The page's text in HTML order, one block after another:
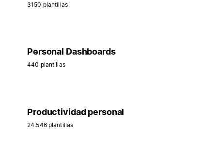
3150 plantillas
Personal Dashboards
440 plantillas
Productividad personal
24.546 plantillas